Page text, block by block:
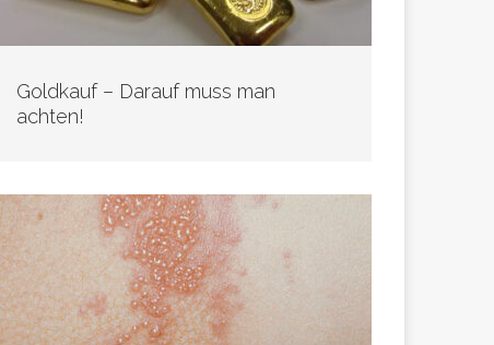
Goldkauf – Darauf muss man
achten!